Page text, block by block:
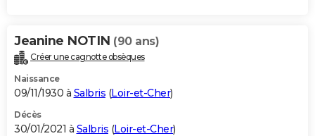
Jeanine NOTIN (90 ans)
Créer une cagnotte obsèques
Naissance
09/11/1930 à Salbris (Loir-et-Cher)
Décès
30/01/2021 à Salbris (Loir-et-Cher)